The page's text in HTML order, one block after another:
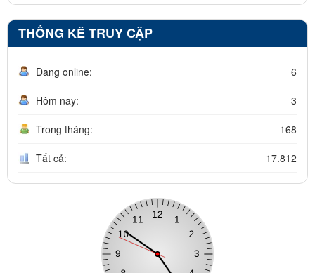
THỐNG KÊ TRUY CẬP
Đang online: 6
Hôm nay: 3
Trong tháng: 168
Tất cả: 17.812